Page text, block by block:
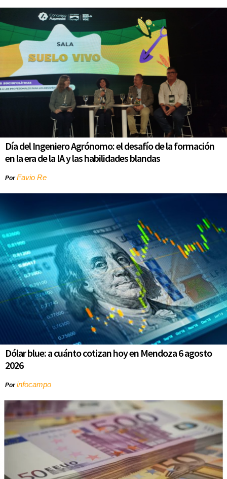
Día del Ingeniero Agrónomo: el desafío de la formación
en la era de la IA y las habilidades blandas
PorFavio Re
Dólar blue: a cuánto cotizan hoy en Mendoza 6 agosto
2026
Porinfocampo